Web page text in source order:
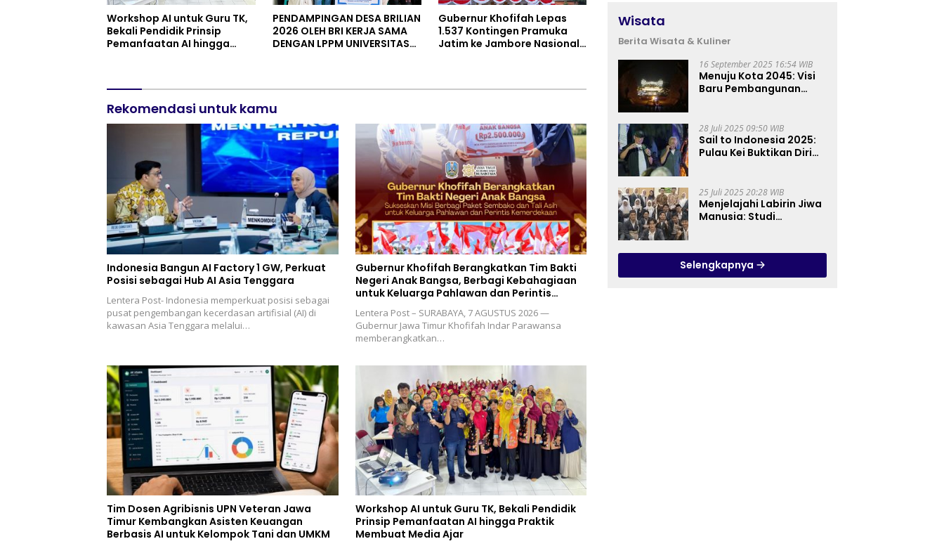
Workshop AI untuk Guru TK,
Bekali Pendidik Prinsip
Pemanfaatan AI hingga
PENDAMPINGAN DESA BRILIAN
2026 OLEH BRI KERJA SAMA
DENGAN LPPM UNIVERSITAS
Gubernur Khofifah Lepas
1.537 Kontingen Pramuka
Jatim ke Jambore Nasional
Nasionalisme
Rekomendasi untuk kamu
Indonesia Bangun AI Factory 1 GW, Perkuat
Posisi sebagai Hub AI Asia Tenggara
Lentera Post- Indonesia memperkuat posisi sebagai
pusat pengembangan kecerdasan artifisial (AI) di
kawasan Asia Tenggara melalui…
Gubernur Khofifah Berangkatkan Tim Bakti
Negeri Anak Bangsa, Berbagi Kebahagiaan
untuk Keluarga Pahlawan dan Perintis
Lentera Post – SURABAYA, 7 AGUSTUS 2026 —
Gubernur Jawa Timur Khofifah Indar Parawansa
memberangkatkan…
Tim Dosen Agribisnis UPN Veteran Jawa
Timur Kembangkan Asisten Keuangan
Berbasis AI untuk Kelompok Tani dan UMKM
Workshop AI untuk Guru TK, Bekali Pendidik
Prinsip Pemanfaatan AI hingga Praktik
Membuat Media Ajar
Wisata
Berita Wisata & Kuliner
16 September 2025 16:54 WIB
Menuju Kota 2045: Visi
Baru Pembangunan
28 Juli 2025 09:50 WIB
Sail to Indonesia 2025:
Pulau Kei Buktikan Diri
25 Juli 2025 20:28 WIB
Menjelajahi Labirin Jiwa
Manusia: Studi
Pandanaran di RSJ
Grhasia
Selengkapnya